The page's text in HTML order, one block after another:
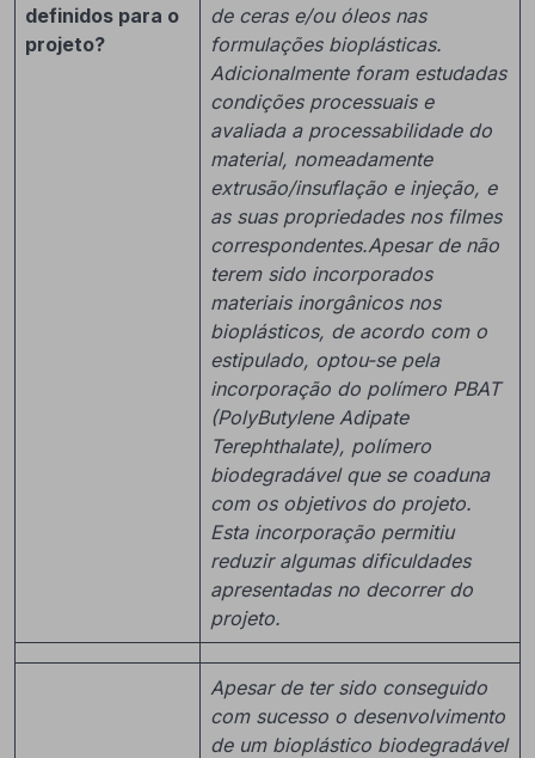
definidos para o
projeto?
de ceras e/ou óleos nas
formulações bioplásticas.
Adicionalmente foram estudadas
condições processuais e
avaliada a processabilidade do
material, nomeadamente
extrusão/insuflação e injeção, e
as suas propriedades nos filmes
correspondentes.Apesar de não
terem sido incorporados
materiais inorgânicos nos
bioplásticos, de acordo com o
estipulado, optou-se pela
incorporação do polímero PBAT
(PolyButylene Adipate
Terephthalate), polímero
biodegradável que se coaduna
com os objetivos do projeto.
Esta incorporação permitiu
reduzir algumas dificuldades
apresentadas no decorrer do
projeto.
Apesar de ter sido conseguido
com sucesso o desenvolvimento
de um bioplástico biodegradável